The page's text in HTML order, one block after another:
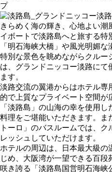
プ
きらめく海の輝き、心地よい
イボートで淡路島へと旅する特
「明石海峡大橋」や風光明媚
特別な景色を眺めながらクルー
は、グランドニッコー淡路にて
ます。
淡路交流の翼港からはホテル専
的で上質なプライベート空間
「淡路島」の山海の幸を使用
料理をご堪能いただきます。ま
トーロ」のバスルームでは、
レッシュしていただけます。
ホテルの周辺は、日本最大級の
じめ、大阪湾が一望できる百
咲き誇る「淡路島国営明石海峡